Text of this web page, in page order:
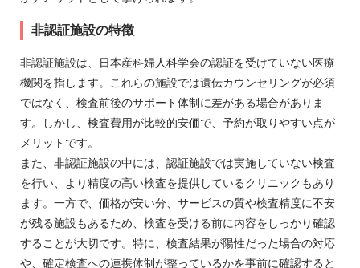
非認証施設の特徴
非認証施設は、日本産科婦人科学会の認証を受けていない医療
機関を指します。これらの施設では遺伝カウンセリングが必須
ではなく、検査前後のサポート体制に差がある場合がありま
す。しかし、検査費用が比較的安価で、予約が取りやすい点が
メリットです。
また、非認証施設の中には、認証施設では実施していない検査
を行い、より精度の高い検査を提供しているクリニックもあり
ます。一方で、価格が安い分、サービスの質や検査精度に不安
が残る施設もあるため、検査を受ける前に内容をしっかり確認
することが大切です。特に、検査結果が陽性だった場合の対応
や、確定検査への連携体制が整っているかを事前に確認すると